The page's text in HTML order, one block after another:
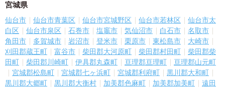
宮城県
仙台市 仙台市青葉区 仙台市宮城野区 仙台市若林区
仙台市太
白区
仙台市泉区 石巻市 塩竈市 気仙沼市 白石市
名取市
角田市
多賀城市 岩沼市 登米市 栗原市 東松島市
大崎市
刈田郡蔵王町
富谷市 柴田郡大河原町 柴田郡村田町
柴田郡柴
田町
柴田郡川崎町 伊具郡丸森町 亘理郡亘理町
亘理郡山元町
宮城郡松島町
宮城郡七ヶ浜町 宮城郡利府町
黒川郡大和町
黒川郡大郷町
黒川郡大衡村 加美郡色麻町 加美郡加美町
遠田